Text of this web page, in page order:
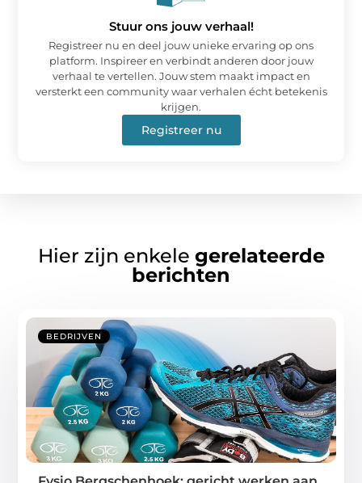
Stuur ons jouw verhaal!
Registreer nu en deel jouw unieke ervaring op ons
platform. Inspireer en verbindt anderen door jouw
verhaal te vertellen. Jouw stem maakt impact en
versterkt een community waar verhalen écht betekenis
krijgen.
Registreer nu
Hier zijn enkele gerelateerde
berichten
BEDRIJVEN